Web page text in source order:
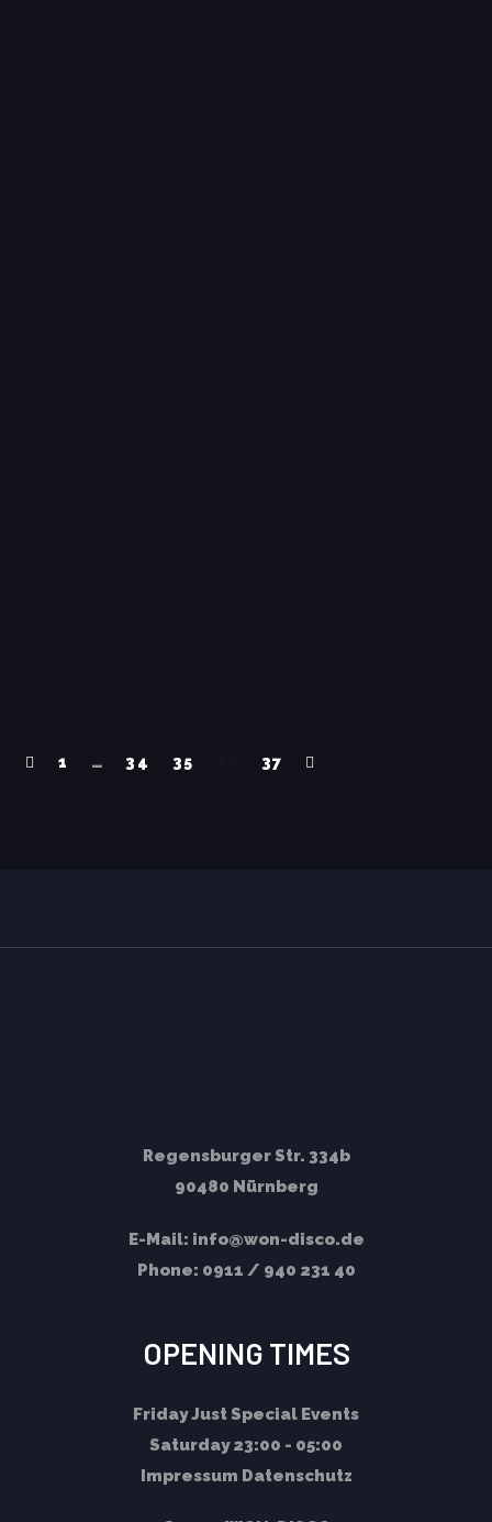
1 … 34 35 37
Regensburger Str. 334b
90480 Nürnberg
E-Mail: info@won-disco.de
Phone: 0911 / 940 231 40
OPENING TIMES
FridayJust Special Events
Saturday23:00 - 05:00
Impressum Datenschutz